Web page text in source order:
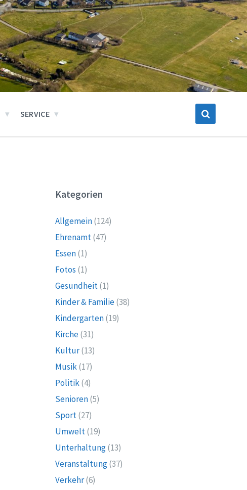
SERVICE
Kategorien
Allgemein(124)
Ehrenamt(47)
Essen(1)
Fotos (1)
Gesundheit(1)
Kinder & Familie(38)
Kindergarten(19)
Kirche(31)
Kultur(13)
Musik(17)
Politik(4)
Senioren(5)
Sport(27)
Umwelt(19)
Unterhaltung(13)
Veranstaltung(37)
Verkehr(6)